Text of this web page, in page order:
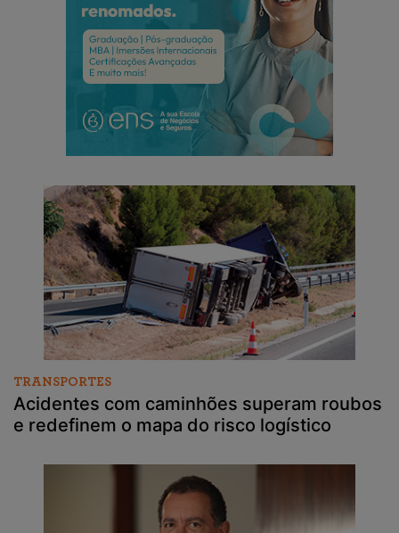
TRANSPORTES
Acidentes com caminhões superam roubos
e redefinem o mapa do risco logístico